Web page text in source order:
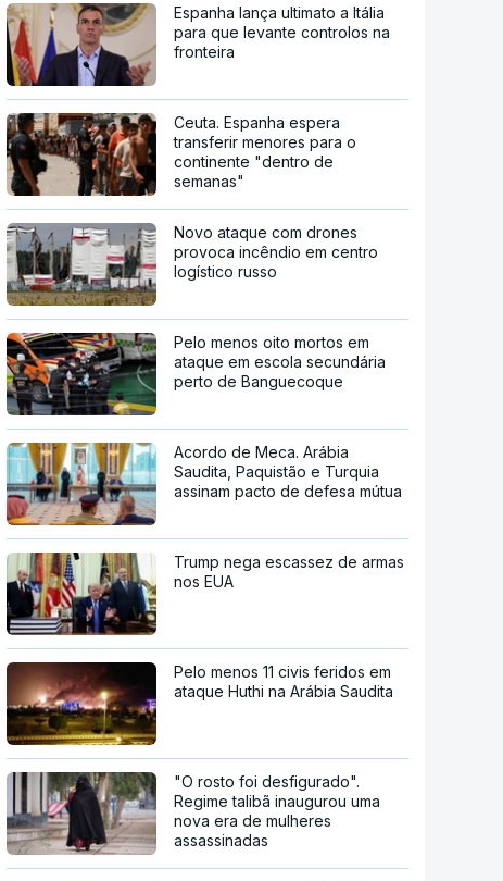
Espanha lança ultimato a Itália
para que levante controlos na
fronteira
Ceuta. Espanha espera
transferir menores para o
continente "dentro de
semanas"
Novo ataque com drones
provoca incêndio em centro
logístico russo
Pelo menos oito mortos em
ataque em escola secundária
perto de Banguecoque
Acordo de Meca. Arábia
Saudita, Paquistão e Turquia
assinam pacto de defesa mútua
Trump nega escassez de armas
nos EUA
Pelo menos 11 civis feridos em
ataque Huthi na Arábia Saudita
"O rosto foi desfigurado".
Regime talibã inaugurou uma
nova era de mulheres
assassinadas